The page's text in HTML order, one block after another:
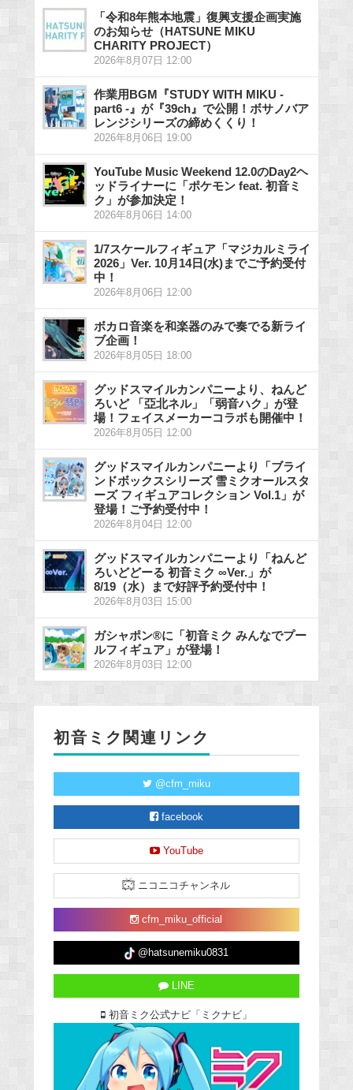
「令和8年熊本地震」復興支援企画実施
のお知らせ（HATSUNE MIKU
CHARITY PROJECT）
2026年8月07日 12:00
作業用BGM『STUDY WITH MIKU -
part6 -』が『39ch』で公開！ボサノバア
レンジシリーズの締めくくり！
2026年8月06日 19:00
YouTube Music Weekend 12.0のDay2ヘ
ッドライナーに「ポケモン feat. 初音ミ
ク」が参加決定！
2026年8月06日 14:00
1/7スケールフィギュア「マジカルミライ
2026」Ver. 10月14日(水)までご予約受付
中！
2026年8月06日 12:00
ボカロ音楽を和楽器のみで奏でる新ライ
ブ企画！
2026年8月05日 18:00
グッドスマイルカンパニーより、ねんど
ろいど 「亞北ネル」「弱音ハク」が登
場！フェイスメーカーコラボも開催中！
2026年8月05日 12:00
グッドスマイルカンパニーより「ブライ
ンドボックスシリーズ 雪ミクオールスタ
ーズ フィギュアコレクション Vol.1」が
登場！ご予約受付中！
2026年8月04日 12:00
グッドスマイルカンパニーより「ねんど
ろいどどーる 初音ミク ∞Ver.」が
8/19（水）まで好評予約受付中！
2026年8月03日 15:00
ガシャポン®に「初音ミク みんなでプー
ルフィギュア」が登場！
2026年8月03日 12:00
初音ミク関連リンク
@cfm_miku
facebook
YouTube
ニコニコチャンネル
cfm_miku_official
@hatsunemiku0831
LINE
初音ミク公式ナビ「ミクナビ」